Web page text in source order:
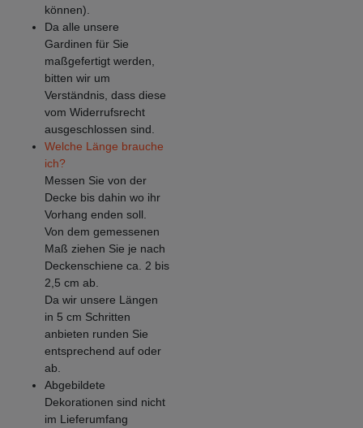
können).
Da alle unsere
Gardinen für Sie
maßgefertigt werden,
bitten wir um
Verständnis, dass diese
vom Widerrufsrecht
ausgeschlossen sind.
Welche Länge brauche
ich?
Messen Sie von der
Decke bis dahin wo ihr
Vorhang enden soll.
Von dem gemessenen
Maß ziehen Sie je nach
Deckenschiene ca. 2 bis
2,5 cm ab.
Da wir unsere Längen
in 5 cm Schritten
anbieten runden Sie
entsprechend auf oder
ab.
Abgebildete
Dekorationen sind nicht
im Lieferumfang